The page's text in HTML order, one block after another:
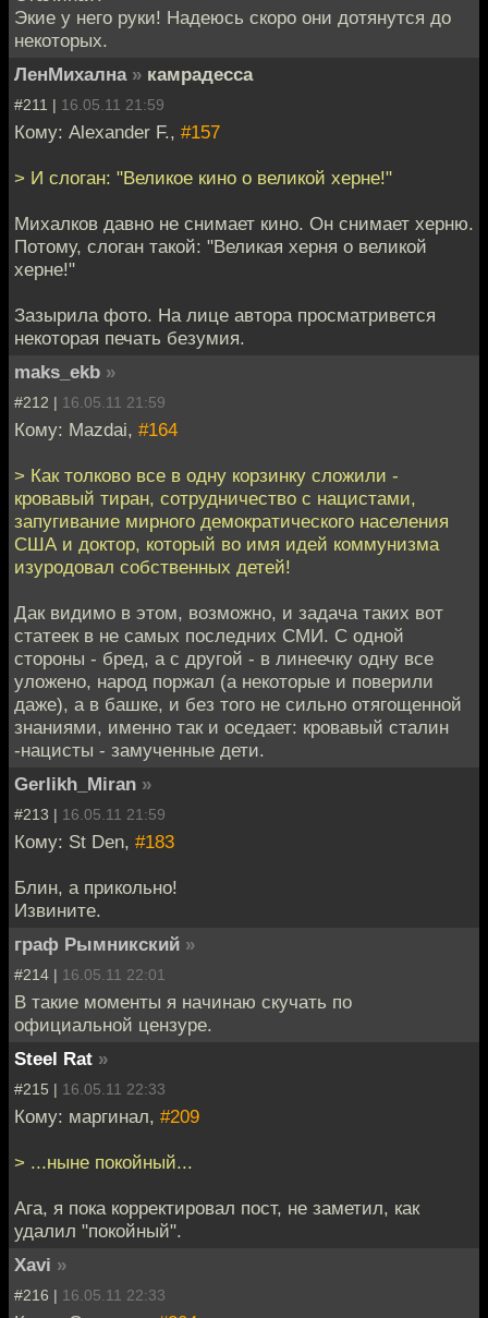
Экие у него руки! Надеюсь скоро они дотянутся до
некоторых.
ЛенМихална » камрадесса
#211 | 16.05.11 21:59
Кому: Alexander F., #157
> И слоган: "Великое кино о великой херне!"
Михалков давно не снимает кино. Он снимает херню.
Потому, слоган такой: "Великая херня о великой
херне!"
Зазырила фото. На лице автора просматривется
некоторая печать безумия.
maks_ekb »
#212 | 16.05.11 21:59
Кому: Mazdai, #164
> Как толково все в одну корзинку сложили -
кровавый тиран, сотрудничество с нацистами,
запугивание мирного демократического населения
США и доктор, который во имя идей коммунизма
изуродовал собственных детей!
Дак видимо в этом, возможно, и задача таких вот
статеек в не самых последних СМИ. C одной
стороны - бред, а с другой - в линеечку одну все
уложено, народ поржал (а некоторые и поверили
даже), а в башке, и без того не сильно отягощенной
знаниями, именно так и оседает: кровавый сталин
-нацисты - замученные дети.
Gerlikh_Miran »
#213 | 16.05.11 21:59
Кому: St Den, #183
Блин, а прикольно!
Извините.
граф Рымникский »
#214 | 16.05.11 22:01
В такие моменты я начинаю скучать по
официальной цензуре.
Steel Rat »
#215 | 16.05.11 22:33
Кому: маргинал, #209
> ...ныне покойный...
Ага, я пока корректировал пост, не заметил, как
удалил "покойный".
Xavi »
#216 | 16.05.11 22:33